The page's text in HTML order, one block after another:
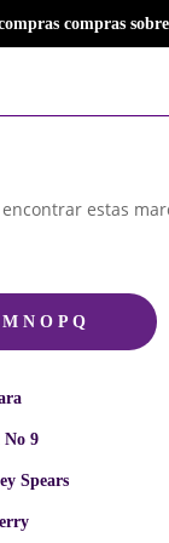
compras
estas
N O P Q
No 9
Spears